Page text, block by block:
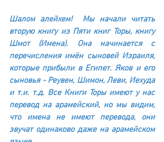
Шалом алейхем!  Мы начали читать
вторую книгу из Пяти книг Торы, книгу
Шмот (Имена). Она начинается с
перечисления имён сыновей Израиля,
которые прибыли в Египет. Яков и его
сыновья - Реувен, Шимон, Леви, Иехуда
и т.и. т.д. Все Книги Торы имеют у нас
перевод на арамейский, но мы видим,
что имена не имеют перевода, они
звучат одинаково даже на арамейском